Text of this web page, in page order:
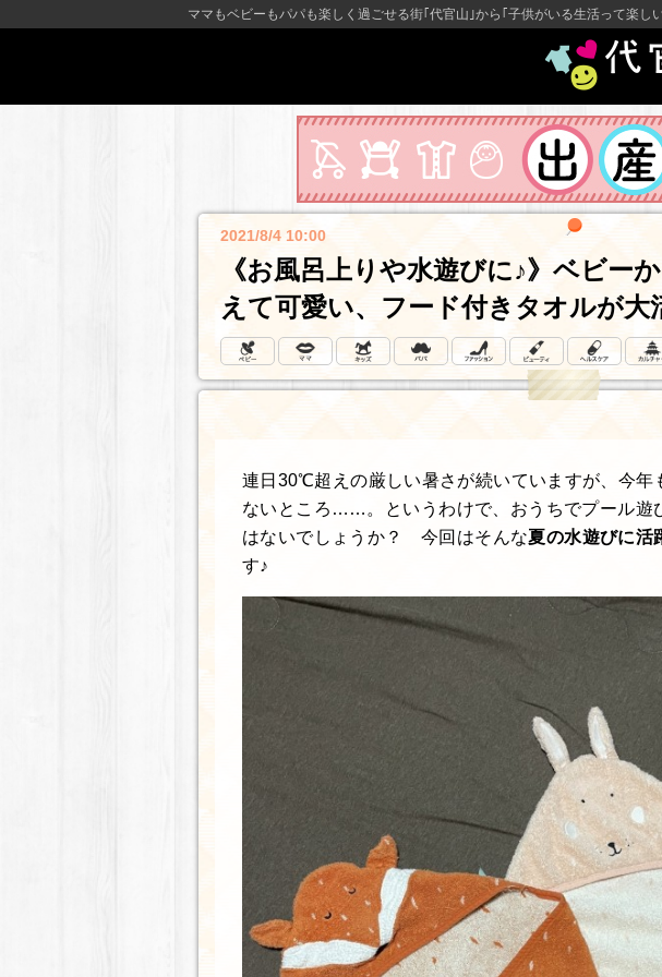
ママもベビーもパパも楽しく過ごせる街｢代官山｣から｢子供がいる生活って楽し
2021/8/4 10:00
《お風呂上りや水遊びに♪》ベビー
えて可愛い、フード付きタオルが
連日30℃超えの厳しい暑さが続いていますが、今年
ないところ……。というわけで、おうちでプール遊
はないでしょうか？ 今回はそんな夏の水遊びに活
す♪